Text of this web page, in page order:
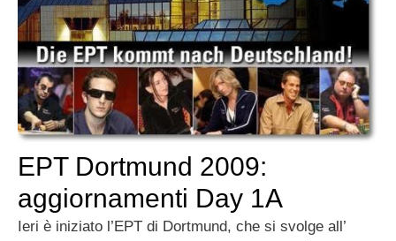
EPT Dortmund 2009:
aggiornamenti Day 1A
Ieri è iniziato l’EPT di Dortmund, che si svolge all’